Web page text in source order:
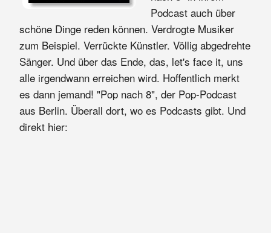
Podcast auch über
schöne Dinge reden können. Verdrogte Musiker
zum Beispiel. Verrückte Künstler. Völlig abgedrehte
Sänger. Und über das Ende, das, let's face it, uns
alle irgendwann erreichen wird. Hoffentlich merkt
es dann jemand! "Pop nach 8", der Pop-Podcast
aus Berlin. Überall dort, wo es Podcasts gibt. Und
direkt hier: